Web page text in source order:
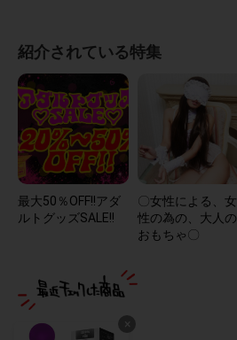
紹介されている特集
最大50％OFF!!アダ
ルトグッズSALE!!
〇女性による、女
性の為の、大人の
おもちゃ〇
×